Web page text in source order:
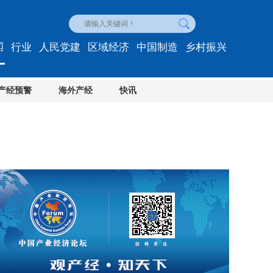
经预警 海外产经 快讯
行业 人民党建 区域经济 中国制造 乡村振兴